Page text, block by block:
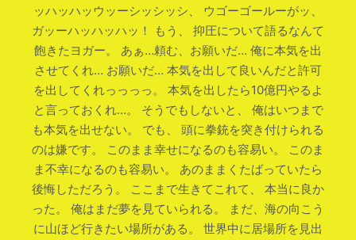
ッハッハッウッーシッシッシ、 ウゴーゴールーがッ、
ガッーハッハッハッ！ もう、 抑圧について語るなんて
飽きたヨガー。 あぁ…頼む、お願いだ… 俺に本気を出
させてくれ… お願いだ… 本気を出して良いんだと許可
を出してくれっっっっ。 本気を出したら10億円やるよ
と言っておくれ…。 そうでもしないと、 俺はいつまで
も本気を出せない。 でも、 頭に拳銃を突き付けられる
のは嫌です。 このまま幸せになるのも容易い。 このま
ま不幸になるのも容易い。 あのままくたばっていたら
後悔しただろう。 ここまで生きてこれて、 本当に良か
った。 俺はまだ夢を見ていられる。 まだ、海の向こう
に山ほど行きたい場所がある。 世界中に居場所を見出